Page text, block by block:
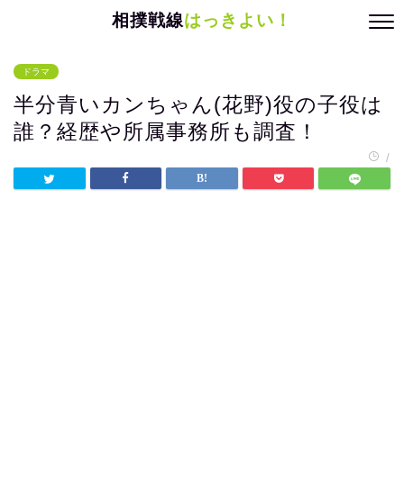
相撲戦線はっきよい！
ドラマ
半分青いカンちゃん(花野)役の子役は
誰？経歴や所属事務所も調査！
/